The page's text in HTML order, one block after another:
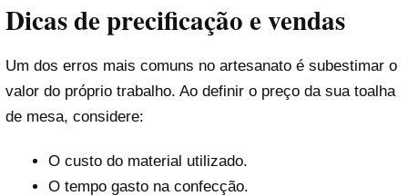
Dicas de precificação e vendas
Um dos erros mais comuns no artesanato é subestimar o
valor do próprio trabalho. Ao definir o preço da sua toalha
de mesa, considere:
O custo do material utilizado.
O tempo gasto na confecção.